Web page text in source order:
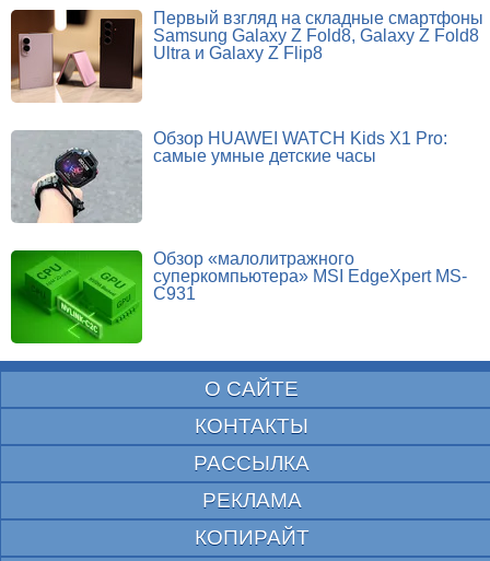
Первый взгляд на складные смартфоны
Samsung Galaxy Z Fold8, Galaxy Z Fold8
Ultra и Galaxy Z Flip8
Обзор HUAWEI WATCH Kids X1 Pro:
самые умные детские часы
Обзор «малолитражного
суперкомпьютера» MSI EdgeXpert MS-
C931
О САЙТЕ
КОНТАКТЫ
РАССЫЛКА
РЕКЛАМА
КОПИРАЙТ